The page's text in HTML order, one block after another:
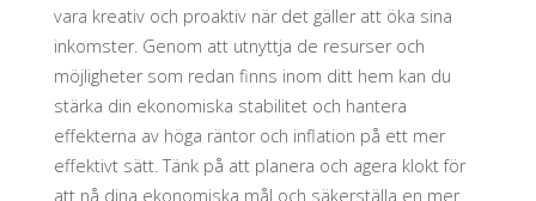
vara kreativ och proaktiv när det gäller att öka sina
inkomster. Genom att utnyttja de resurser och
möjligheter som redan finns inom ditt hem kan du
stärka din ekonomiska stabilitet och hantera
effekterna av höga räntor och inflation på ett mer
effektivt sätt. Tänk på att planera och agera klokt för
att nå dina ekonomiska mål och säkerställa en mer